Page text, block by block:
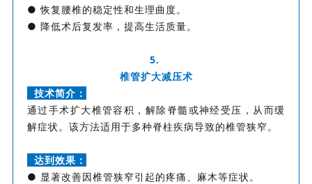
● 恢复腰椎的稳定性和生理曲度。
● 降低术后复发率，提高生活质量。
5.
椎管扩大减压术
技术简介：
通过手术扩大椎管容积，解除脊髓或神经受压，从而缓
解症状。该方法适用于多种脊柱疾病导致的椎管狭窄。
达到效果：
● 显著改善因椎管狭窄引起的疼痛、麻木等症状。